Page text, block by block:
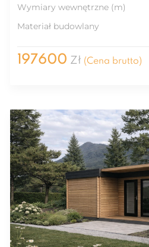
Wymiary wewnętrzne (m)
Materiał budowlany
197600 Zł (Cena brutto)